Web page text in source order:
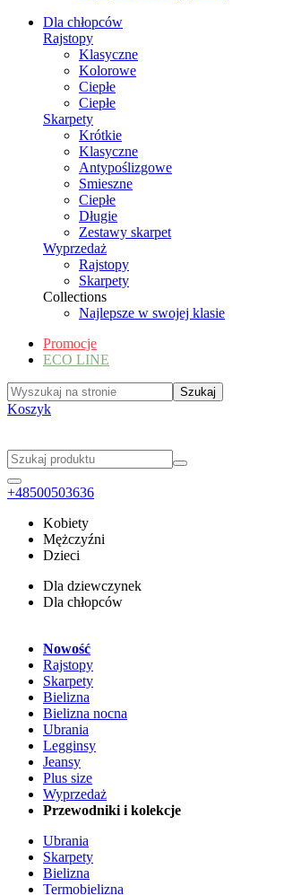
Dla chłopców
Rajstopy
Klasyczne
Kolorowe
Ciepłe
Ciepłe
Skarpety
Krótkie
Klasyczne
Antypoślizgowe
Smieszne
Ciepłe
Długie
Zestawy skarpet
Wyprzedaż
Rajstopy
Skarpety
Collections
Najlepsze w swojej klasie
Promocje
ECO LINE
Koszyk
+48500503636
Kobiety
Mężczyźni
Dzieci
Dla dziewczynek
Dla chłopców
Nowość
Rajstopy
Skarpety
Bielizna
Bielizna nocna
Ubrania
Legginsy
Jeansy
Plus size
Wyprzedaż
Przewodniki i kolekcje
Ubrania
Skarpety
Bielizna
Termobielizna